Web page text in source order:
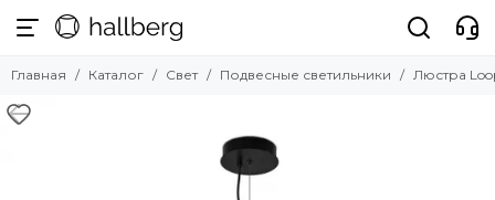
Свет
Подвесные светильники
Главная Каталог Свет Подвесные светильники Люстра